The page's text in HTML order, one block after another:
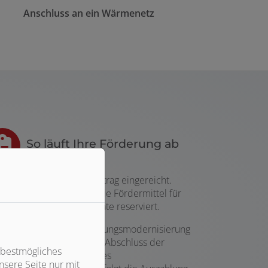
Anschluss an ein Wärmenetz
So läuft Ihre Förderung ab
wird der Förderantrag eingereicht.
der Bewilligung sind die Fördermittel für
bis zu 36 Monate reserviert.
kann die Heizungsmodernisierung
werden. Nach Abschluss der
und Einreichung des
Seite nur mit